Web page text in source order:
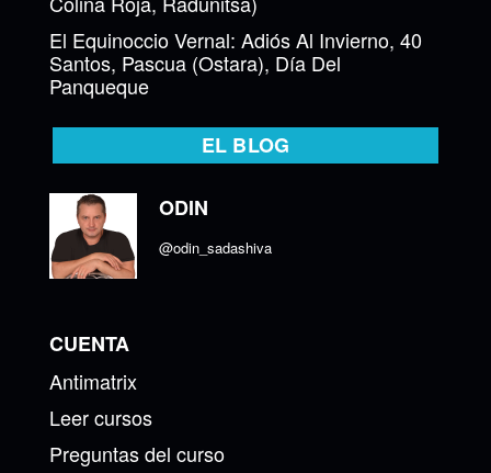
El Equinoccio Vernal: Adiós Al Invierno, 40
Santos, Pascua (Ostara), Día Del
Panqueque
EL BLOG
ODIN
@odin_sadashiva
CUENTA
Antimatrix
Leer cursos
Preguntas del curso